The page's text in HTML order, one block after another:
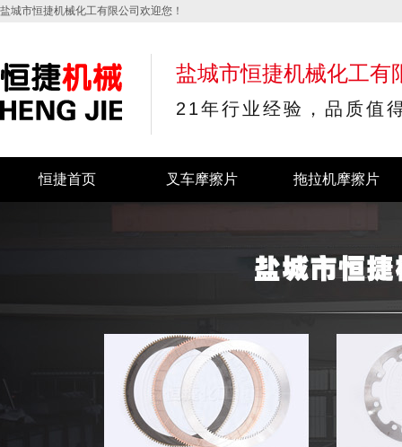
盐城市恒捷机械化工有限公司欢迎您！
盐城市恒捷机械化工有
21年行业经验，品质值
恒捷首页 叉车摩擦片 拖拉机摩擦片